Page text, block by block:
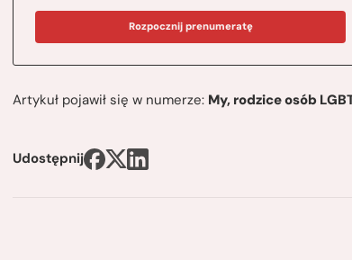
Rozpocznij prenumeratę
Artykuł pojawił się w numerze: My, rodzice osób
Udostępnij